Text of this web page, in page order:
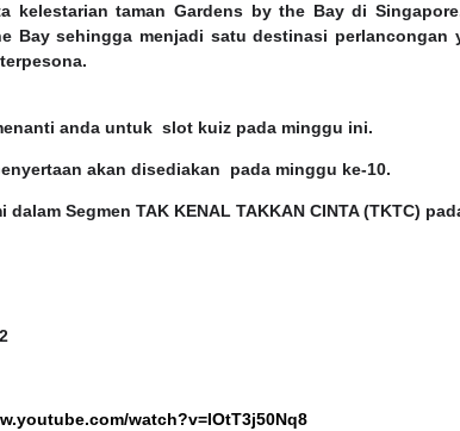
kelestarian taman Gardens by the Bay di
Bay sehingga menjadi satu destinasi
anda untuk slot kuiz pada minggu ini.
akan disediakan pada minggu ke-10.
Segmen TAK KENAL TAKKAN CINTA (TKTC)
watch?v=IOtT3j50Nq8